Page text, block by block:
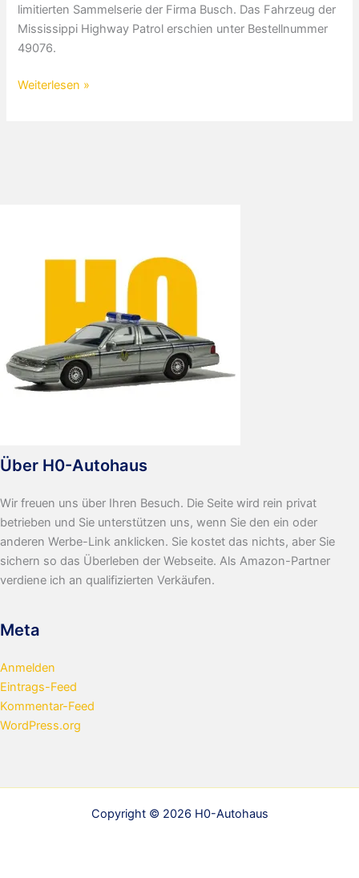
limitierten Sammelserie der Firma Busch. Das Fahrzeug der
Mississippi Highway Patrol erschien unter Bestellnummer
49076.
Ford
Weiterlesen »
Über H0-Autohaus
Wir freuen uns über Ihren Besuch. Die Seite wird rein privat
betrieben und Sie unterstützen uns, wenn Sie den ein oder
anderen Werbe-Link anklicken. Sie kostet das nichts, aber Sie
sichern so das Überleben der Webseite. Als Amazon-Partner
verdiene ich an qualifizierten Verkäufen.
Meta
Anmelden
Eintrags-Feed
Kommentar-Feed
WordPress.org
Copyright © 2026 H0-Autohaus